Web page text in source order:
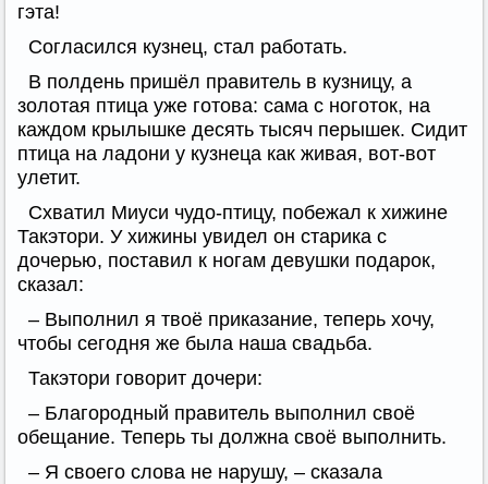
гэта!
Согласился кузнец, стал работать.
В полдень пришёл правитель в кузницу, а
золотая птица уже готова: сама с ноготок, на
каждом крылышке десять тысяч перышек. Сидит
птица на ладони у кузнеца как живая, вот-вот
улетит.
Схватил Миуси чудо-птицу, побежал к хижине
Такэтори. У хижины увидел он старика с
дочерью, поставил к ногам девушки подарок,
сказал:
– Выполнил я твоё приказание, теперь хочу,
чтобы сегодня же была наша свадьба.
Такэтори говорит дочери:
– Благородный правитель выполнил своё
обещание. Теперь ты должна своё выполнить.
– Я своего слова не нарушу, – сказала